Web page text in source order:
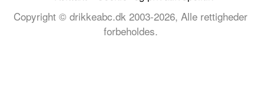
Copyright © drikkeabc.dk 2003-2026, Alle rettigheder
forbeholdes.